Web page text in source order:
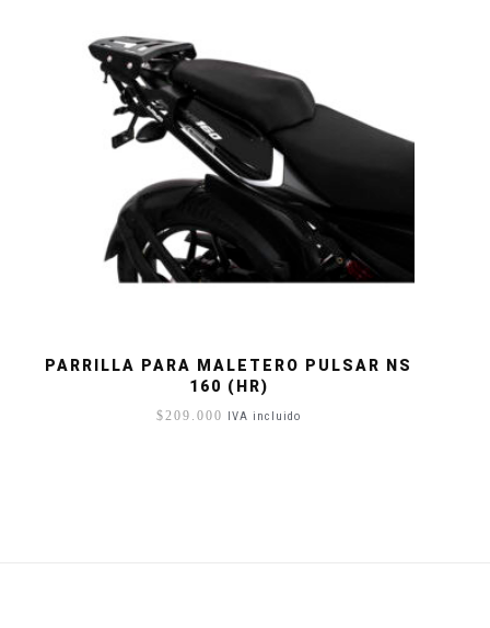
PARRILLA PARA MALETERO PULSAR NS
160 (HR)
$209.000 IVA incluido